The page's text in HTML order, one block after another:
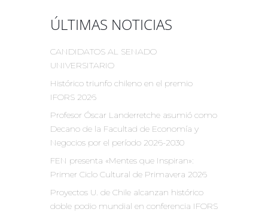
ÚLTIMAS NOTICIAS
CANDIDATOS AL SENADO
UNIVERSITARIO
Histórico triunfo chileno en el premio
IFORS 2026
Profesor Óscar Landerretche asumió como
Decano de la Facultad de Economía y
Negocios por el período 2026-2030
FEN presenta «Mentes que Inspiran»:
Primer Ciclo Cultural de Primavera 2026
Proyectos U. de Chile alcanzan histórico
doble podio mundial en conferencia IFORS